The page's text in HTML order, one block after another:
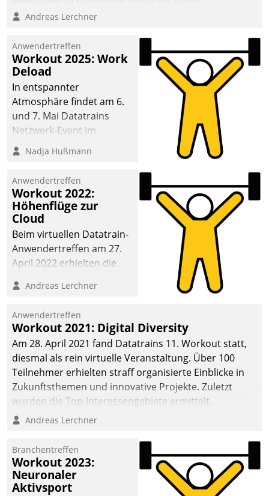
Fokussierung auf den Kunden.
Andreas Lerchner
Anwendertreffen
Workout 2025: Work
Deload
In entspannter
Atmosphäre findet am 6.
und 7. Mai Datatrains
Netzwerk-Event im
Kunden- und Partnerkreis
statt. Zentrale Frage: Wie
Mammutprojekte
meistern und Workloads
wuppen – bei zunehmend
anspruchsvollen
Aufgaben und
abnehmendem
Nadja Hußmann
Anwendertreffen
Workout 2022:
Höhenflüge zur
Cloud
Beim virtuellen Datatrain-
Anwendertreffen am 27.
April 2022 erhielten die
Teilnehmer kurzweilige
Cloud-Strategien und -
Lösungen mit hohem
Zukunftspotenzial.
Andreas Lerchner
Anwendertreffen
Workout 2021: Digital Diversity
Am 28. April 2021 fand Datatrains 11. Workout statt,
diesmal als rein virtuelle Veranstaltung. Über 100
Teilnehmer erhielten straff organisierte Einblicke in
Zukunftsthemen und innovative Projekte. Zuletzt
wurden die Top-Interessengebiete ermittelt.
Andreas Lerchner
Branchentreffen
Workout 2023:
Neuronaler
Aktivsport